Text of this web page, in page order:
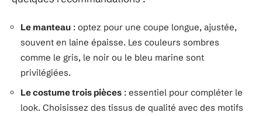
Le manteau : optez pour une coupe longue, ajustée,
souvent en laine épaisse. Les couleurs sombres
comme le gris, le noir ou le bleu marine sont
privilégiées.
Le costume trois pièces : essentiel pour compléter le
look. Choisissez des tissus de qualité avec des motifs